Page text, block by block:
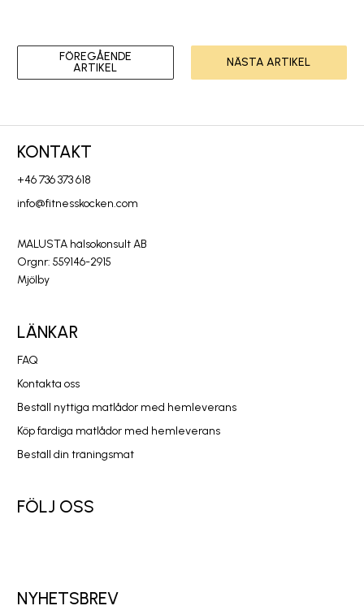
FÖREGÅENDE
ARTIKEL
NÄSTA ARTIKEL
KONTAKT
+46 736 373 618
info@fitnesskocken.com
MALUSTA hälsokonsult AB
Orgnr: 559146-2915
Mjölby
LÄNKAR
FAQ
Kontakta oss
Beställ nyttiga matlådor med hemleverans
Köp färdiga matlådor med hemleverans
Beställ din träningsmat
FÖLJ OSS
NYHETSBREV